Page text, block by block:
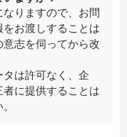
りますので、お問
お渡しすることは
志を伺ってから改
は許可なく、企
に提供することは